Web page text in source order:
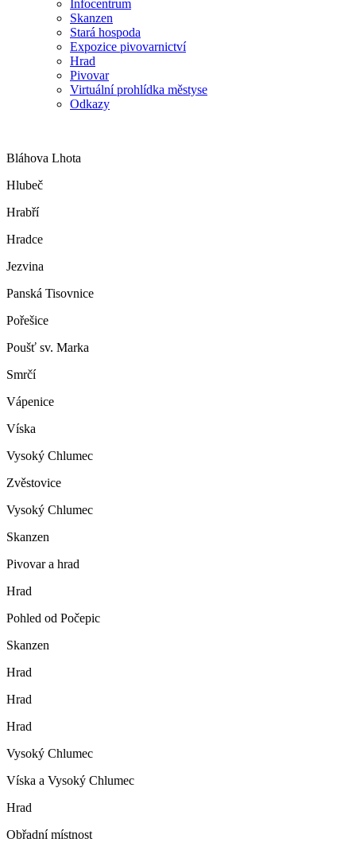
Infocentrum
Skanzen
Stará hospoda
Expozice pivovarnictví
Hrad
Pivovar
Virtuální prohlídka městyse
Odkazy
Bláhova Lhota
Hlubeč
Hrabří
Hradce
Jezvina
Panská Tisovnice
Pořešice
Poušť sv. Marka
Smrčí
Vápenice
Víska
Vysoký Chlumec
Zvěstovice
Vysoký Chlumec
Skanzen
Pivovar a hrad
Hrad
Pohled od Počepic
Skanzen
Hrad
Hrad
Hrad
Vysoký Chlumec
Víska a Vysoký Chlumec
Hrad
Obřadní místnost